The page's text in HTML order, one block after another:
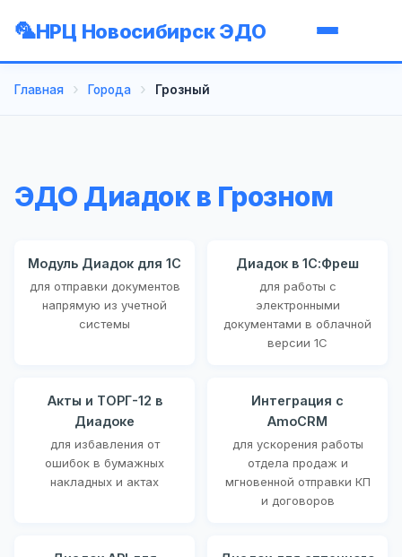
НРЦ Новосибирск ЭДО
Главная Города Грозный
ЭДО Диадок в Грозном
Модуль Диадок для 1С
для отправки документов
напрямую из учетной
системы
Диадок в 1С:Фреш
для работы с
электронными
документами в облачной
версии 1С
Акты и ТОРГ-12 в
Диадоке
для избавления от
ошибок в бумажных
накладных и актах
Интеграция с
AmoCRM
для ускорения работы
отдела продаж и
мгновенной отправки КП
и договоров